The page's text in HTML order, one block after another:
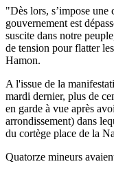
"Dès lors, s’impose
gouvernement est
suscite dans notre
de tension pour flatter
Hamon.
A l'issue de la
mardi dernier, plus de
en garde à vue après
arrondissement) dans
du cortège place de la
Quatorze mineurs